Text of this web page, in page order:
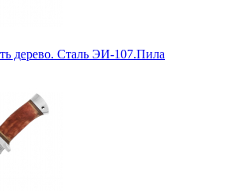
дерево. Сталь ЭИ-107.Пила